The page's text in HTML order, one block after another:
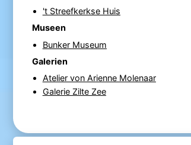
't Streefkerkse Huis
Museen
Bunker Museum
Galerien
Atelier von Arienne Molenaar
Galerie Zilte Zee